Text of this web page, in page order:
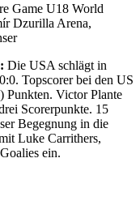
Game U18 World
Dzurilla Arena,
Die USA schlägt in
Topscorer bei den US
Punkten. Victor Plante
Scorerpunkte. 15
Begegnung in die
Luke Carrithers,
ein.